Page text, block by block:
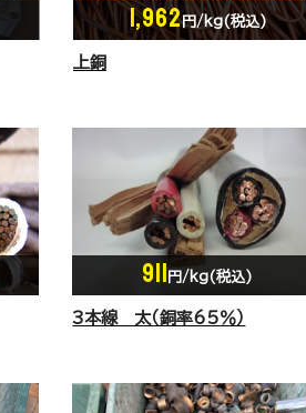
1,938円/kg(税込)
二号銅
911円/kg(税込)
3本線 太（銅率65％）